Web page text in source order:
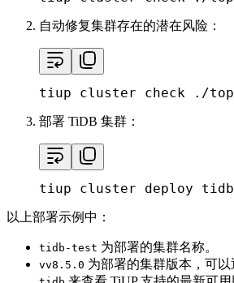
自动修复集群存在的潜在风险：
tiup cluster check ./
部署 TiDB 集群：
tiup cluster deploy
以上部署示例中：
tidb-test 为部署的集群名称。
vv8.5.0 为部署的集群版本，可